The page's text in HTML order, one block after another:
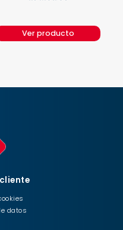
Ver producto
datos